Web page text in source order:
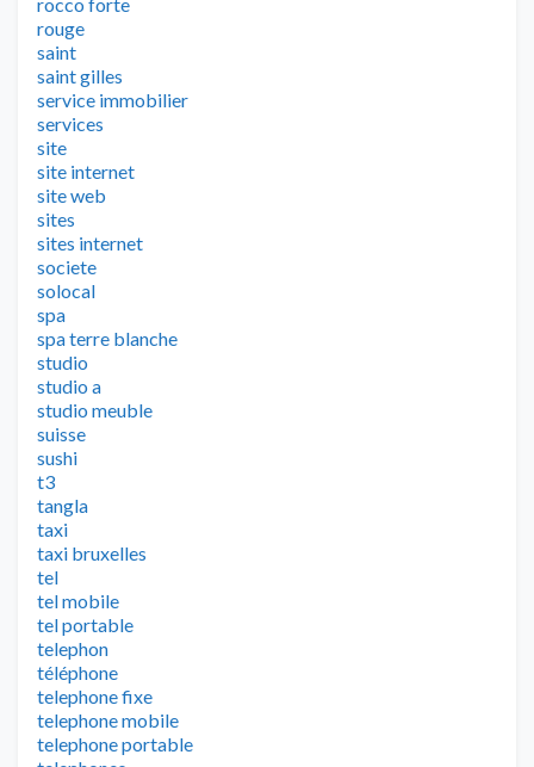
rouge
saint
saint gilles
service immobilier
services
site
site internet
site web
sites
sites internet
societe
solocal
spa
spa terre blanche
studio
studio a
studio meuble
suisse
sushi
t3
tangla
taxi
taxi bruxelles
tel
tel mobile
tel portable
telephon
téléphone
telephone fixe
telephone mobile
telephone portable